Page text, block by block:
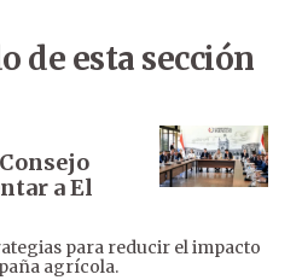
de esta sección
a El
para reducir el impacto
agrícola.